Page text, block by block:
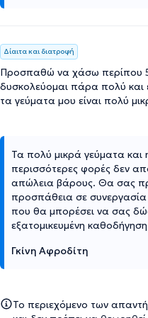
Δίαιτα και διατροφή
Προσπαθώ να χάσω περίπου
δυσκολεύομαι πάρα πολύ και
τα γεύματα μου είναι πολύ
Τα πολύ μικρά γεύματα και
περισσότερες φορές δεν
απώλεια βάρους. Θα σας
προσπάθεια σε
που θα μπορέσει να σας
εξατομικευμένη
Γκίνη Αφροδίτη
Το περιεχόμενο των